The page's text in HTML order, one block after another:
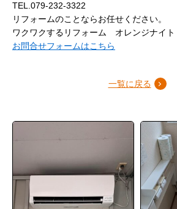
TEL.079-232-3322
リフォームのことならお任せください。
ワクワクするリフォーム オレンジナイト
お問合せフォームはこちら
一覧に戻る